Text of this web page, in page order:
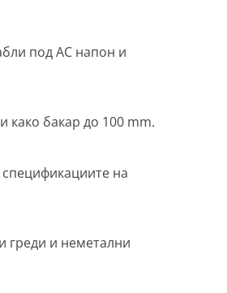
под AC напон и
како бакар до 100 mm.
на
греди и неметални